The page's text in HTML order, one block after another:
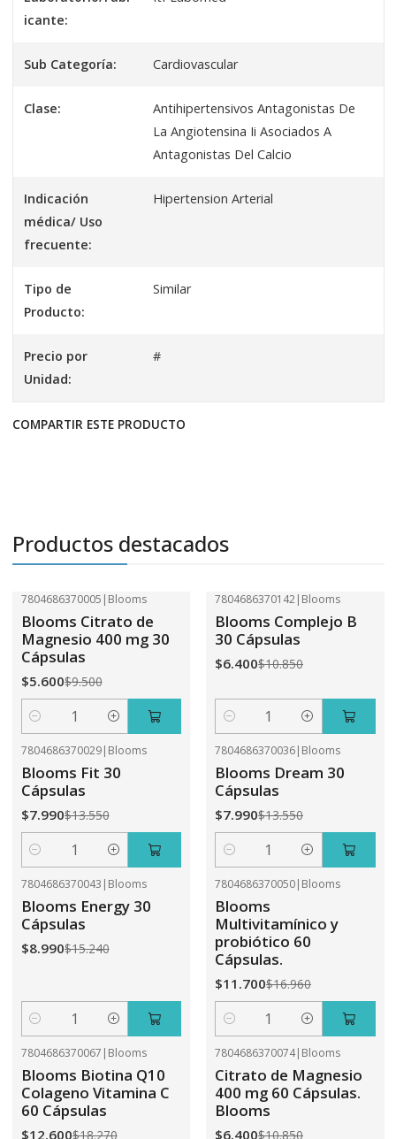
icante:
Sub Categoría: Cardiovascular
Clase:
Antihipertensivos Antagonistas De
La Angiotensina Ii Asociados A
Antagonistas Del Calcio
Indicación
médica/ Uso
frecuente:
Hipertension Arterial
Tipo de
Producto:
Similar
Precio por
Unidad:
#
COMPARTIR ESTE PRODUCTO
Productos destacados
7804686370005 | Blooms
Blooms Citrato de
Magnesio 400 mg 30
Cápsulas
$5.600$9.500
Cantidad
7804686370142| Blooms
Blooms Complejo B
30 Cápsulas
$6.400$10.850
Cantidad
7804686370029| Blooms
Blooms Fit 30
Cápsulas
$7.990$13.550
Cantidad
7804686370036| Blooms
Blooms Dream 30
Cápsulas
$7.990$13.550
Cantidad
7804686370043 | Blooms
Blooms Energy 30
Cápsulas
$8.990$15.240
Cantidad
7804686370050| Blooms
Blooms
Multivitamínico y
probiótico 60
Cápsulas.
$11.700$16.960
Cantidad
7804686370067 | Blooms
Blooms Biotina Q10
Colageno Vitamina C
60 Cápsulas
$12.600$18.270
7804686370074| Blooms
Citrato de Magnesio
400 mg 60 Cápsulas.
Blooms
$6.400$10.850